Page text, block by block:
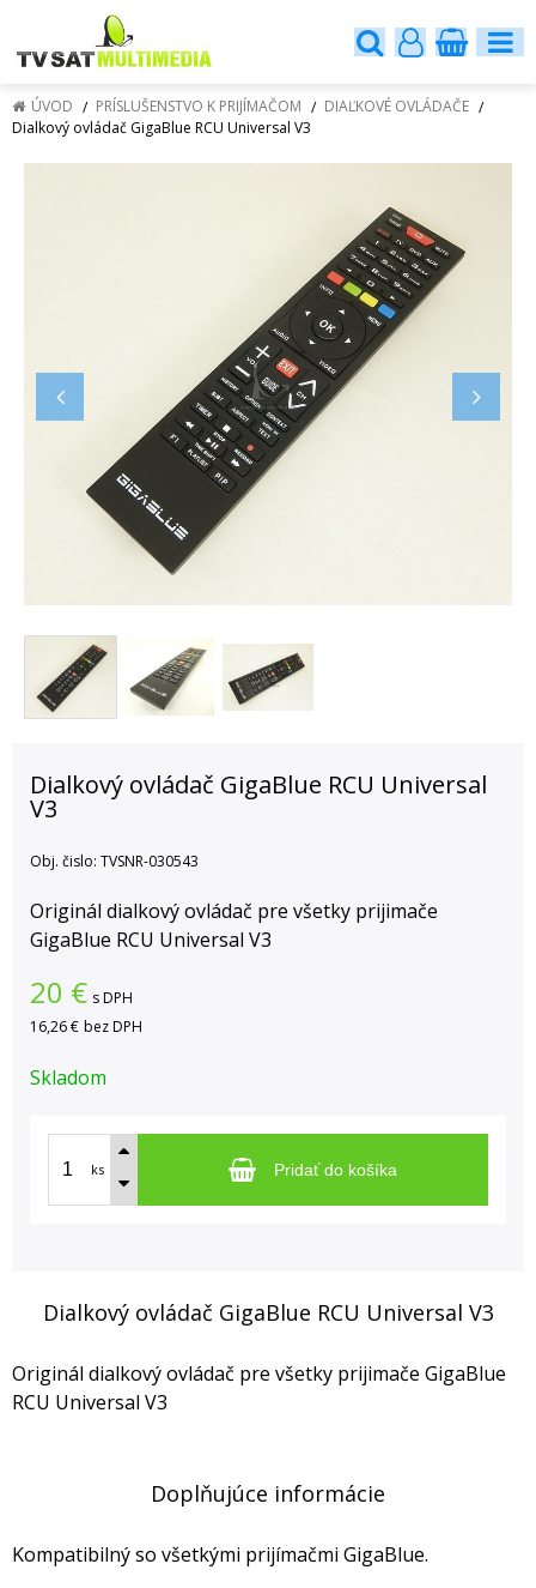
ÚVOD PRÍSLUŠENSTVO K PRIJÍMAČOM
DIAĽKOVÉ OVLÁDAČE
Dialkový ovládač GigaBlue RCU Universal V3
Dialkový ovládač GigaBlue RCU Universal
V3
Obj. čislo: TVSNR-030543
Originál dialkový ovládač pre všetky prijimače
GigaBlue RCU Universal V3
20 € s DPH
16,26 € bez DPH
Skladom
ks Pridať do košíka
Dialkový ovládač GigaBlue RCU Universal V3
Originál dialkový ovládač pre všetky prijimače GigaBlue
RCU Universal V3
Doplňujúce informácie
Kompatibilný so všetkými prijímačmi GigaBlue.